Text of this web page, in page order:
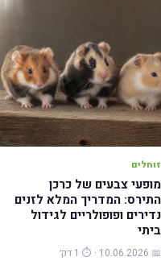
זוחלים
מופעי צבעים של כרכן
התירס: המדריך המלא לזנים
נדירים ופופולריים לגידול
ביתי
📅 10.06.2026 · ⏱️ 1 דק׳